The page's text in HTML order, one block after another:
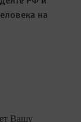
на
Вашу